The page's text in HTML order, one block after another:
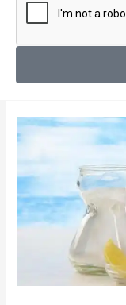
MON COMPTE